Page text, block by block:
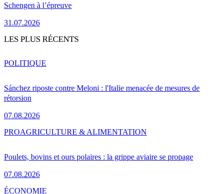
Schengen à l’épreuve
31.07.2026
LES PLUS RÉCENTS
Sánchez riposte contre Meloni : l'Italie menacée de mesures de
rétorsion
07.08.2026
POLITIQUE
Poulets, bovins et ours polaires : la grippe aviaire se propage
07.08.2026
PROAGRICULTURE & ALIMENTATION
ÉCONOMIE